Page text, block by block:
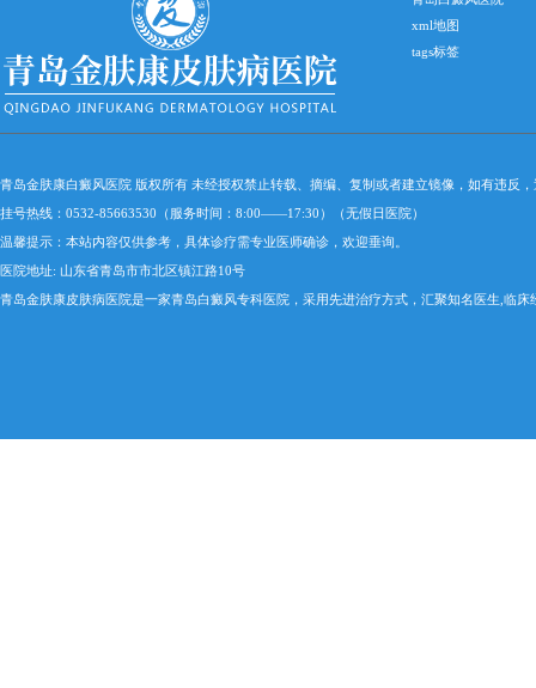
xml地图
tags标签
青岛金肤康白癜风医院 版权所有 未经授权禁止转载、摘编、复制或者建立镜像，如有违反
挂号热线：0532-85663530（服务时间：8:00——17:30）（无假日医院）
温馨提示：本站内容仅供参考，具体诊疗需专业医师确诊，欢迎垂询。
医院地址: 山东省青岛市市北区镇江路10号
青岛金肤康皮肤病医院是一家青岛白癜风专科医院，采用先进治疗方式，汇聚知名医生,临床